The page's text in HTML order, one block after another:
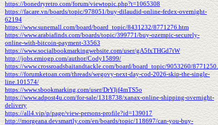
https://bonedryretro.com/forum/viewtopic.php?t=1065308
https://facare.vn/boards/topic/978051/buy-dilaudid-online-fedex-overnight-
62194
https://www.sunemall.com/board/board_topic/8431232/8771276.htm
https://www.arabiafinds.com/boards/topic/399771/buy-ozempic-securely-
online-with-bitcoin-payment-33563
https://www.socialbookmarkingwebsite.com/user/gA5fxTHGd7tW
http://jobs.emiogp.com/author/Cody15899/
https://www.crossroadsbaitandtackle.com/board/board_topic/9053260/
https://forumketoan.com/threads/wegovy-next-day-cod-2026-skip-the-single-
line.101574/
https://www.sbookmarking.com/user/DrYIjf4mTS5o
https://www.adpost4u.com/for-sale/1318738/xanax-online-shipping-overnight-
delivery
https://all4.vip/p/page/view-persons-profile?id=139017
http://morgeana.devsmartly.com/en/boards/topic/118697/can-you-buy-